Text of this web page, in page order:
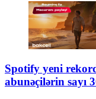
Spotify yeni
abunəçilərin sayı